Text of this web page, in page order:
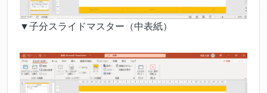
▼子分スライドマスター（中表紙）